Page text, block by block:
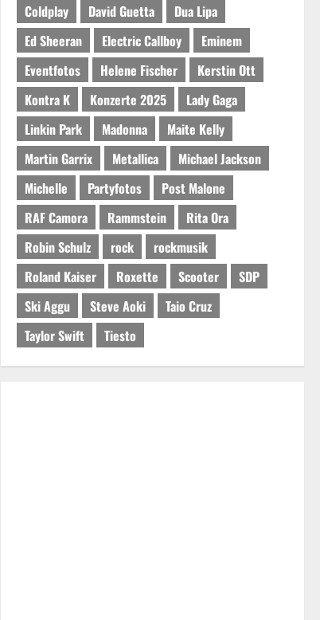
Coldplay
David Guetta
Dua Lipa
Ed Sheeran
Electric Callboy
Eminem
Eventfotos
Helene Fischer
Kerstin Ott
Kontra K
Konzerte 2025
Lady Gaga
Linkin Park
Madonna
Maite Kelly
Martin Garrix
Metallica
Michael Jackson
Michelle
Partyfotos
Post Malone
RAF Camora
Rammstein
Rita Ora
Robin Schulz
rock
rockmusik
Roland Kaiser
Roxette Scooter
SDP
Ski Aggu
Steve Aoki
Taio Cruz
Taylor Swift
Tiesto